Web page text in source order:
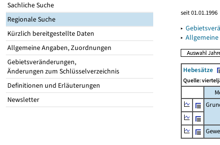
Sachliche Suche
Regionale Suche
Kürzlich bereitgestellte Daten
Allgemeine Angaben, Zuordnungen
Gebietsveränderungen,
Änderungen zum Schlüsselverzeichnis
Definitionen und Erläuterungen
Newsletter
seit 01.01.1996
▸
▸
Hebesätze
Quelle: